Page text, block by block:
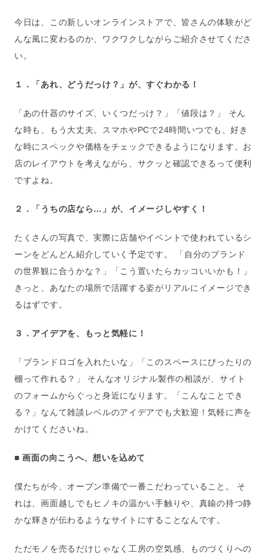
今日は、この新しいオンラインストアで、皆さんの体験がど
んな風に変わるのか、ワクワクしながらご紹介させてくださ
い。
１．「あれ、どうだっけ？」が、すぐわかる！
「あの什器のサイズ、いくつだっけ？」「値段は？」 そん
な時も、もう大丈夫。スマホやPCで24時間いつでも、好き
な時にスペックや価格をチェックできるようになります。お
店のレイアウトを考えながら、サクッと確認できるって便利
ですよね。
２．「うちの店なら…」が、イメージしやすく！
たくさんの写真で、実際に店舗やイベントで使われているシ
ーンをどんどん紹介していく予定です。 「自分のブランド
の世界観に合うかな？」「こう置いたらカッコいいかも！」
きっと、あなたの場所で活躍する姿がリアルにイメージでき
るはずです。
３．アイデアを、もっと気軽に！
「ブランドロゴを入れたいな」「このスペースにぴったりの
棚って作れる？」 そんなオリジナル製作の相談が、サイト
のフォームからぐっと身近になります。「こんなことでき
る？」なんて雑談レベルのアイデアでも大歓迎！気軽に声を
かけてくださいね。
■ 画面の向こうへ、想いを込めて
僕たちが今、オープン準備で一番こだわっていること。 そ
れは、画面越しでもヒノキの温かい手触りや、真鍮の持つ静
かな輝きが伝わるようなサイトにすることなんです。
ただモノを売るだけじゃなく工房の空気感、ものづくりへの